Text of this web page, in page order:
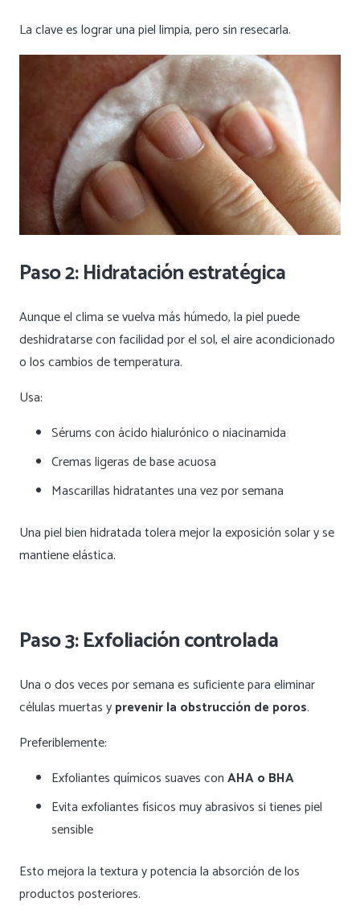
La clave es lograr una piel limpia, pero sin resecarla.
Paso 2: Hidratación estratégica
Aunque el clima se vuelva más húmedo, la piel puede
deshidratarse con facilidad por el sol, el aire acondicionado
o los cambios de temperatura.
Usa:
Sérums con ácido hialurónico o niacinamida
Cremas ligeras de base acuosa
Mascarillas hidratantes una vez por semana
Una piel bien hidratada tolera mejor la exposición solar y se
mantiene elástica.
Paso 3: Exfoliación controlada
Una o dos veces por semana es suficiente para eliminar
células muertas yprevenir la obstrucción de poros.
Preferiblemente:
Exfoliantes químicos suaves conAHA o BHA
Evita exfoliantes físicos muy abrasivos si tienes piel
sensible
Esto mejora la textura y potencia la absorción de los
productos posteriores.